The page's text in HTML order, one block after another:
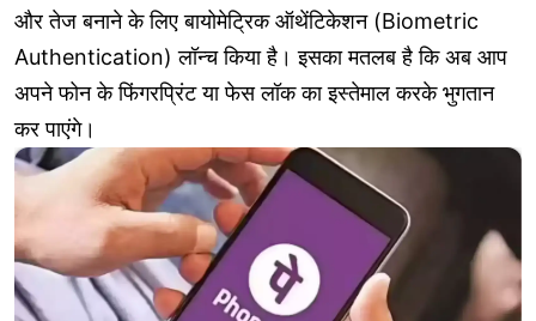
और तेज बनाने के लिए बायोमेट्रिक ऑथेंटिकेशन (Biometric
Authentication) लॉन्च किया है। इसका मतलब है कि अब आप
अपने फोन के फिंगरप्रिंट या फेस लॉक का इस्तेमाल करके भुगतान
कर पाएंगे।